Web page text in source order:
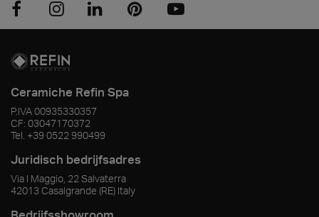
Ceramiche Refin Spa
P.IVA00935330357
CF: 03047170372
Tel. +39 0522 990499
Juridisch bedrijfsadres
Via I Maggio, 22 Salvaterra
42013 Casalgrande (RE) Italy